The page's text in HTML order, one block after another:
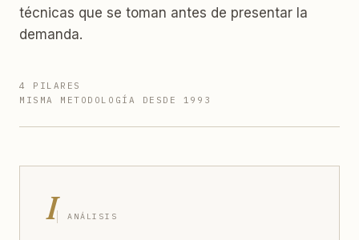
técnicas que se toman antes de presentar la
demanda.
4 PILARES
MISMA METODOLOGÍA DESDE 1993
I ANÁLISIS